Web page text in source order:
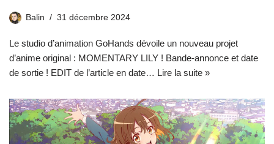
Balin 31 décembre 2024
Le studio d’animation GoHands dévoile un nouveau projet
d’anime original : MOMENTARY LILY ! Bande-annonce et date
de sortie ! EDIT de l’article en date… Lire la suite »